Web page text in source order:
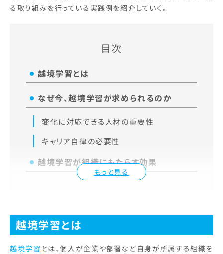
る取り組みを行っている実践例を紹介していく。
目次
もっと見る
越境学習とは
なぜ今、越境学習が求められるのか
変化に対応できる人材の重要性
キャリア自律の必要性
越境学習が組織にもたらす効果
越境学習とは
越境学習 とは、個人が企業や部署など自身が所属する組織を